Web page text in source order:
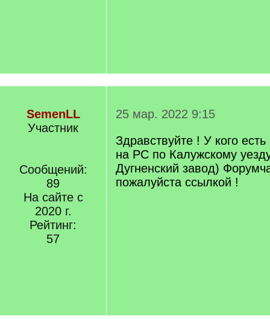
SemenLL
Участник
Сообщений:
89
На сайте с
2020 г.
Рейтинг:
57
25 мар. 2022 9:15
Здравствуйте ! У кого
на РС по Калужскому
Дугненский завод)
пожалуйста ссылкой !